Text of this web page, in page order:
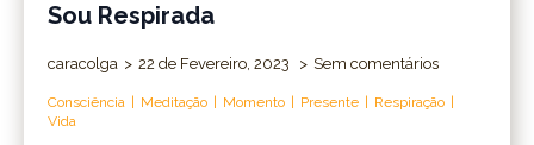
Sou Respirada
caracolga 22 de Fevereiro, 2023 Sem comentários
Consciência Meditação Momento Presente
Respiração
Vida